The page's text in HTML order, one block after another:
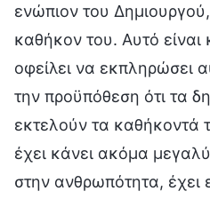
ενώπιον του Δημιουργού,
καθήκον του. Αυτό είναι
οφείλει να εκπληρώσει
την προϋπόθεση ότι τα
εκτελούν τα καθήκοντά
έχει κάνει ακόμα
στην ανθρωπότητα, έχει